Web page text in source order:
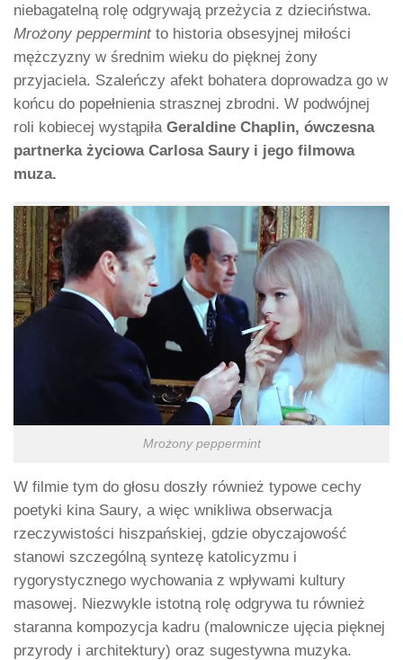
niebagatelną rolę odgrywają przeżycia z dzieciństwa.
Mrożony peppermintto historia obsesyjnej miłości
mężczyzny w średnim wieku do pięknej żony
przyjaciela. Szaleńczy afekt bohatera doprowadza go w
końcu do popełnienia strasznej zbrodni. W podwójnej
roli kobiecej wystąpiła Geraldine Chaplin, ówczesna
partnerka życiowa Carlosa Saury i jego filmowa
muza.
Mrożony peppermint
W filmie tym do głosu doszły również typowe cechy
poetyki kina Saury, a więc wnikliwa obserwacja
rzeczywistości hiszpańskiej, gdzie obyczajowość
stanowi szczególną syntezę katolicyzmu i
rygorystycznego wychowania z wpływami kultury
masowej. Niezwykle istotną rolę odgrywa tu również
staranna kompozycja kadru (malownicze ujęcia pięknej
przyrody i architektury) oraz sugestywna muzyka.